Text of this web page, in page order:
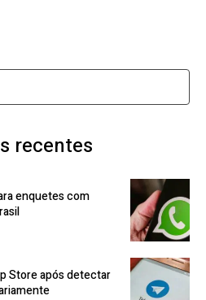
recentes
enquetes com
Store após detectar